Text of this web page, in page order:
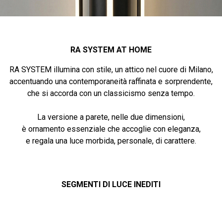
RA SYSTEM AT HOME
RA SYSTEM illumina con stile, un attico nel cuore di Milano,
accentuando una contemporaneità raffinata e sorprendente,
che si accorda con un classicismo senza tempo.
La versione a parete, nelle due dimensioni,
è ornamento essenziale che accoglie con eleganza,
e regala una luce morbida, personale, di carattere.
SEGMENTI DI LUCE INEDITI